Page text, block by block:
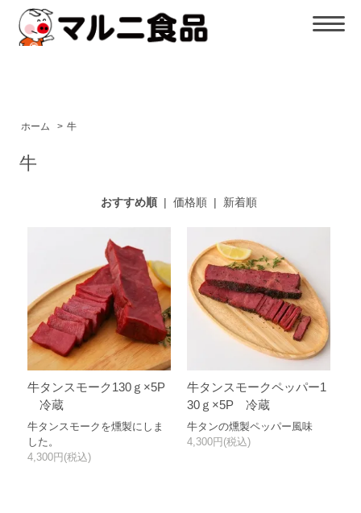
ホーム > 牛
牛
おすすめ順| 価格順| 新着順
牛タンスモーク130ｇ×5P
冷蔵
牛タンスモークを燻製にしま
した。
4,300円(税込)
牛タンスモークペッパー1
30ｇ×5P 冷蔵
牛タンの燻製ペッパー風味
4,300円(税込)